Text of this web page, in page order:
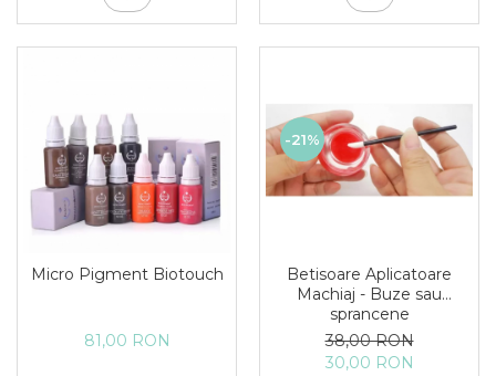
Micro Pigment Biotouch
81,00 RON
-21%
Betisoare Aplicatoare
Machiaj - Buze sau
sprancene
38,00 RON
30,00 RON